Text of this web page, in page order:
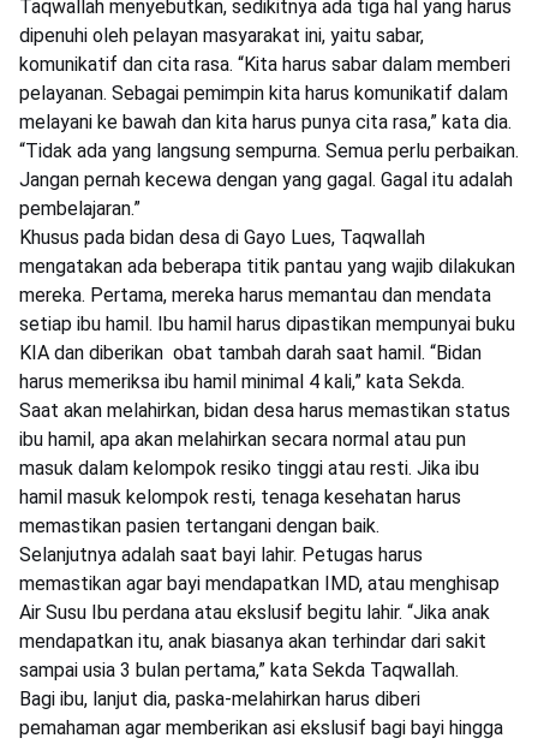
Taqwallah menyebutkan, sedikitnya ada tiga hal yang harus
dipenuhi oleh pelayan masyarakat ini, yaitu sabar,
komunikatif dan cita rasa. “Kita harus sabar dalam memberi
pelayanan. Sebagai pemimpin kita harus komunikatif dalam
melayani ke bawah dan kita harus punya cita rasa,” kata dia.
“Tidak ada yang langsung sempurna. Semua perlu perbaikan.
Jangan pernah kecewa dengan yang gagal. Gagal itu adalah
pembelajaran.”
Khusus pada bidan desa di Gayo Lues, Taqwallah
mengatakan ada beberapa titik pantau yang wajib dilakukan
mereka. Pertama, mereka harus memantau dan mendata
setiap ibu hamil. Ibu hamil harus dipastikan mempunyai buku
KIA dan diberikan obat tambah darah saat hamil. “Bidan
harus memeriksa ibu hamil minimal 4 kali,” kata Sekda.
Saat akan melahirkan, bidan desa harus memastikan status
ibu hamil, apa akan melahirkan secara normal atau pun
masuk dalam kelompok resiko tinggi atau resti. Jika ibu
hamil masuk kelompok resti, tenaga kesehatan harus
memastikan pasien tertangani dengan baik.
Selanjutnya adalah saat bayi lahir. Petugas harus
memastikan agar bayi mendapatkan IMD, atau menghisap
Air Susu Ibu perdana atau ekslusif begitu lahir. “Jika anak
mendapatkan itu, anak biasanya akan terhindar dari sakit
sampai usia 3 bulan pertama,” kata Sekda Taqwallah.
Bagi ibu, lanjut dia, paska-melahirkan harus diberi
pemahaman agar memberikan asi ekslusif bagi bayi hingga